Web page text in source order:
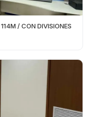
/ CON DIVISIONES